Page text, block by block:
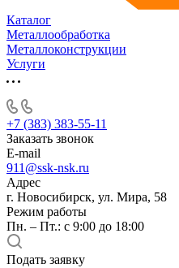
Каталог
Металлообработка
Металлоконструкции
Услуги
+7 (383) 383-55-11
Заказать звонок
E-mail
911@ssk-nsk.ru
Адрес
г. Новосибирск, ул. Мира, 58
Режим работы
Пн. – Пт.: с 9:00 до 18:00
Подать заявку